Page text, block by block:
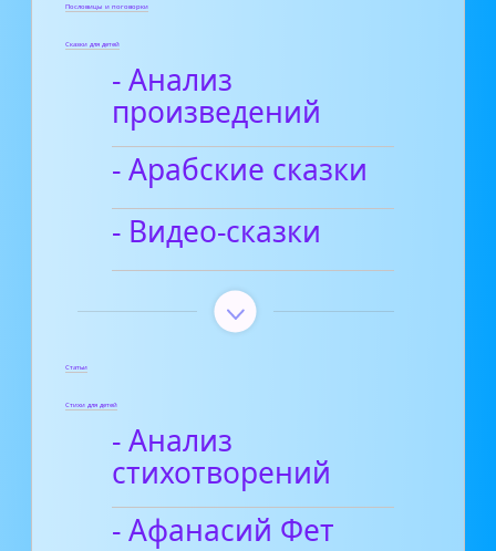
Пословицы и поговорки
Сказки для детей
- Анализ
произведений
- Арабские сказки
- Видео-сказки
Статьи
Стихи для детей
- Анализ
стихотворений
- Афанасий Фет